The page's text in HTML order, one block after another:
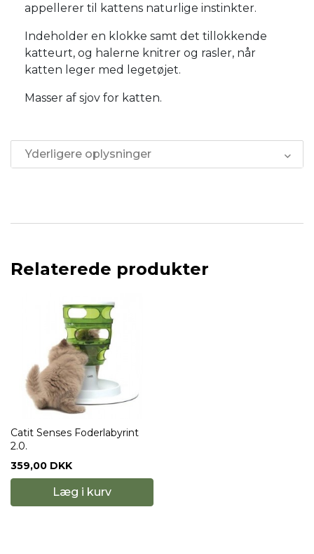
appellerer til kattens naturlige instinkter.
Indeholder en klokke samt det tillokkende
katteurt, og halerne knitrer og rasler, når
katten leger med legetøjet.
Masser af sjov for katten.
Yderligere oplysninger
Relaterede produkter
Catit Senses Foderlabyrint
2.0.
359,00 DKK
Læg i kurv